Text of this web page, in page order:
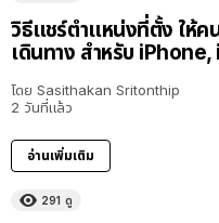
วิธีแชร์ตำแหน่งที่ตั้ง ให้ค
เดินทาง สำหรับ iPhone,
โดย Sasithakan Sritonthip
2 วันที่แล้ว
อ่านเพิ่มเติม
291 ดู